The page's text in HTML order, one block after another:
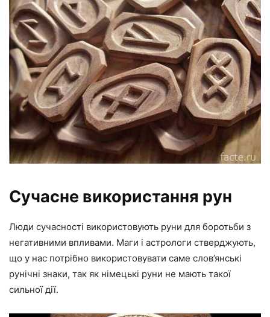
Сучасне використання рун
Люди сучасності використовують руни для боротьби з
негативними впливами. Маги і астрологи стверджують,
що у нас потрібно використовувати саме слов’янські
рунічні знаки, так як німецькі руни не мають такої
сильної дії.